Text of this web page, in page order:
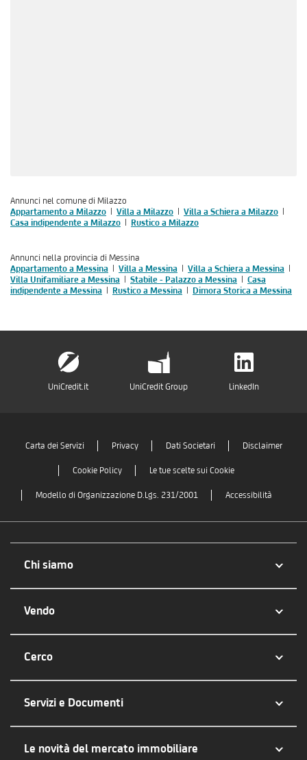
Annunci nel comune di Milazzo
Appartamento a Milazzo
Villa a Milazzo
Villa a Schiera a Milazzo
Casa indipendente a Milazzo
Rustico a Milazzo
Annunci nella provincia di Messina
Appartamento a Messina
Villa a Messina
Villa a Schiera a Messina
Villa Unifamiliare a Messina
Stabile - Palazzo a Messina
Casa
indipendente a Messina
Rustico a Messina Dimora Storica a Messina
UniCredit.it UniCredit Group LinkedIn
Carta dei Servizi Privacy Dati Societari Disclaimer
Cookie Policy Le tue scelte sui Cookie
Modello di Organizzazione D.Lgs. 231/2001 Accessibilità
Chi siamo
Vendo
Cerco
Servizi e Documenti
Le novità del mercato immobiliare